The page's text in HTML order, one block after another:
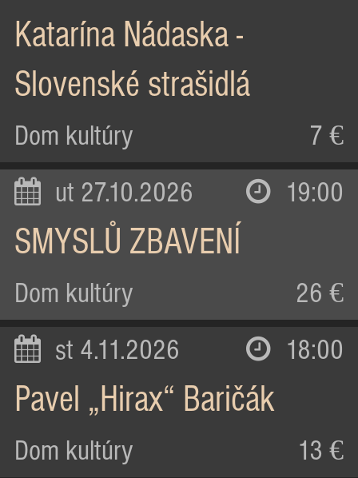
Katarína Nádaska -
Slovenské strašidlá
Dom kultúry 7 €
ut 27.10.2026 19:00
SMYSLŮ ZBAVENÍ
Dom kultúry 26 €
st 4.11.2026 18:00
Pavel „Hirax“ Baričák
Dom kultúry 13 €